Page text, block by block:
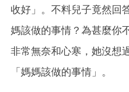
收好」。不料兒子竟然回
媽該做的事情？為甚麼你
非常無奈和心寒，她沒想
「媽媽該做的事情」。